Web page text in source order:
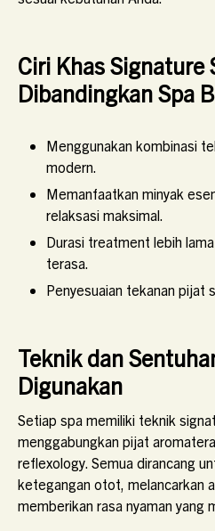
Ciri Khas Signature
Dibandingkan Spa
Menggunakan kombinasi
modern.
Memanfaatkan minyak
relaksasi maksimal.
Durasi treatment lebih
terasa.
Penyesuaian tekanan pijat
Teknik dan
Digunakan
Setiap spa memiliki teknik
menggabungkan pijat
reflexology. Semua dirancang
ketegangan otot, melancarkan
memberikan rasa nyaman yang